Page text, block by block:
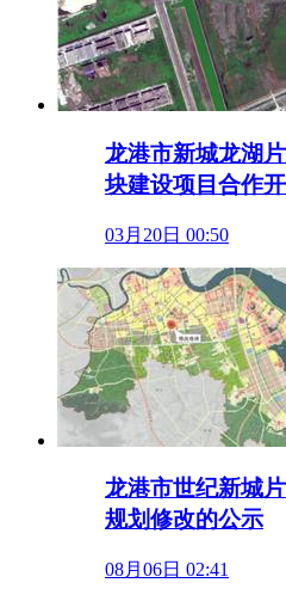
龙港市新城龙湖
块建设项目合作
03月20日 00:50
龙港市世纪新城
规划修改的公示
08月06日 02:41